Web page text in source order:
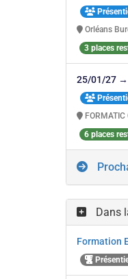
Orléans
3 places
25/01/27
FORMATIC
6 places
Dans
Formation